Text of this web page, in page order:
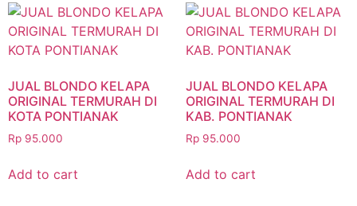
JUAL BLONDO KELAPA
ORIGINAL TERMURAH DI
KOTA PONTIANAK
Rp 95.000
Add to cart
JUAL BLONDO KELAPA
ORIGINAL TERMURAH DI
KAB. PONTIANAK
Rp95.000
Add to cart